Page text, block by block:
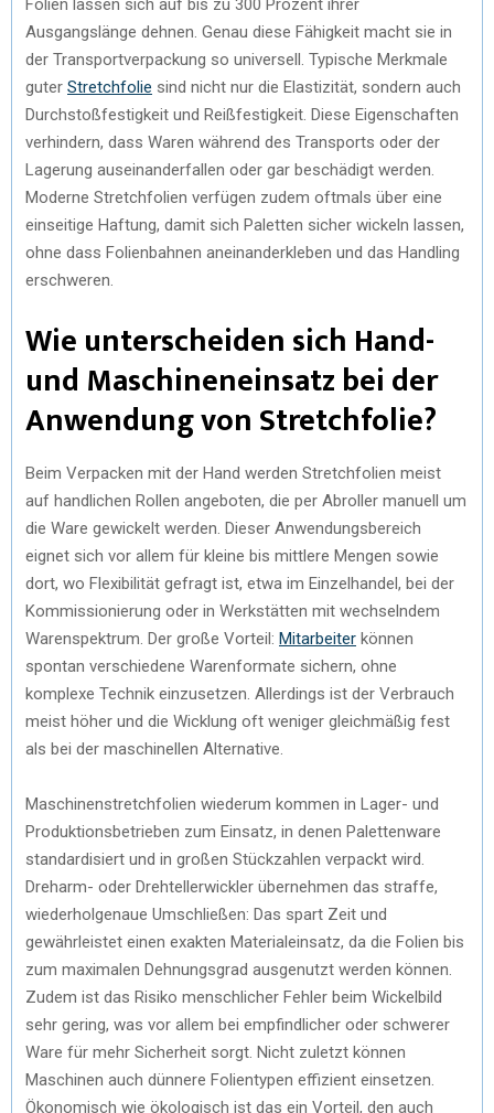
Ausgangslänge dehnen. Genau diese Fähigkeit macht sie in
der Transportverpackung so universell. Typische Merkmale
guter Stretchfolie sind nicht nur die Elastizität, sondern auch
Durchstoßfestigkeit und Reißfestigkeit. Diese Eigenschaften
verhindern, dass Waren während des Transports oder der
Lagerung auseinanderfallen oder gar beschädigt werden.
Moderne Stretchfolien verfügen zudem oftmals über eine
einseitige Haftung, damit sich Paletten sicher wickeln lassen,
ohne dass Folienbahnen aneinanderkleben und das Handling
erschweren.
Wie unterscheiden sich Hand-
und Maschineneinsatz bei der
Anwendung von Stretchfolie?
Beim Verpacken mit der Hand werden Stretchfolien meist
auf handlichen Rollen angeboten, die per Abroller manuell um
die Ware gewickelt werden. Dieser Anwendungsbereich
eignet sich vor allem für kleine bis mittlere Mengen sowie
dort, wo Flexibilität gefragt ist, etwa im Einzelhandel, bei der
Kommissionierung oder in Werkstätten mit wechselndem
Warenspektrum. Der große Vorteil: Mitarbeiter können
spontan verschiedene Warenformate sichern, ohne
komplexe Technik einzusetzen. Allerdings ist der Verbrauch
meist höher und die Wicklung oft weniger gleichmäßig fest
als bei der maschinellen Alternative.
Maschinenstretchfolien wiederum kommen in Lager- und
Produktionsbetrieben zum Einsatz, in denen Palettenware
standardisiert und in großen Stückzahlen verpackt wird.
Dreharm- oder Drehtellerwickler übernehmen das straffe,
wiederholgenaue Umschließen: Das spart Zeit und
gewährleistet einen exakten Materialeinsatz, da die Folien bis
zum maximalen Dehnungsgrad ausgenutzt werden können.
Zudem ist das Risiko menschlicher Fehler beim Wickelbild
sehr gering, was vor allem bei empfindlicher oder schwerer
Ware für mehr Sicherheit sorgt. Nicht zuletzt können
Maschinen auch dünnere Folientypen effizient einsetzen.
Ökonomisch wie ökologisch ist das ein Vorteil, den auch